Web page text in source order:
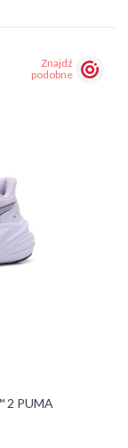
Znajdź
podobne
2 PUMA